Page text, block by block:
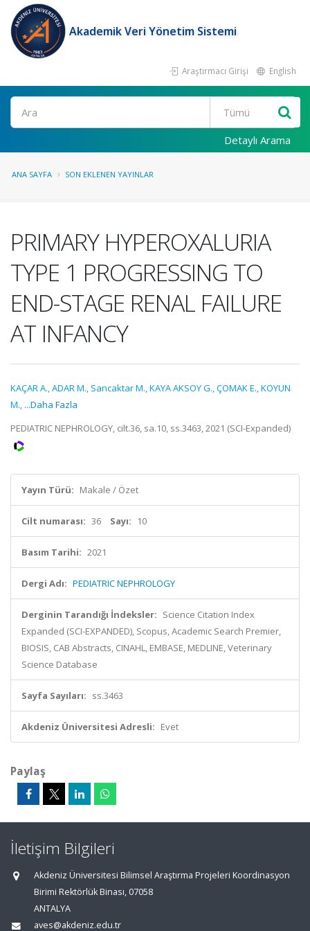
Akademik Veri Yönetim Sistemi
Araştırmacı Girişi English
Ara
Detaylı Arama
ANA SAYFA SON EKLENEN YAYINLAR
PRIMARY HYPEROXALURIA
TYPE 1 PROGRESSING TO
END-STAGE RENAL FAILURE
AT INFANCY
KAÇAR A.,ADAR M., Sancaktar M.,KAYA AKSOY G.,ÇOMAK E.,KOYUN
M., ...Daha Fazla
PEDIATRIC NEPHROLOGY, cilt.36, sa.10, ss.3463, 2021 (SCI-Expanded)
Yayın Türü: Makale / Özet
Cilt numarası: 36 Sayı: 10
Basım Tarihi: 2021
Dergi Adı: PEDIATRIC NEPHROLOGY
Derginin Tarandığı İndeksler: Science Citation Index
Expanded (SCI-EXPANDED), Scopus, Academic Search Premier,
BIOSIS, CAB Abstracts, CINAHL, EMBASE, MEDLINE, Veterinary
Science Database
Sayfa Sayıları: ss.3463
Akdeniz Üniversitesi Adresli: Evet
Paylaş
İletişim Bilgileri
Akdeniz Üniversitesi Bilimsel Araştırma Projeleri Koordinasyon
Birimi Rektörlük Binası, 07058
ANTALYA
aves@akdeniz.edu.tr